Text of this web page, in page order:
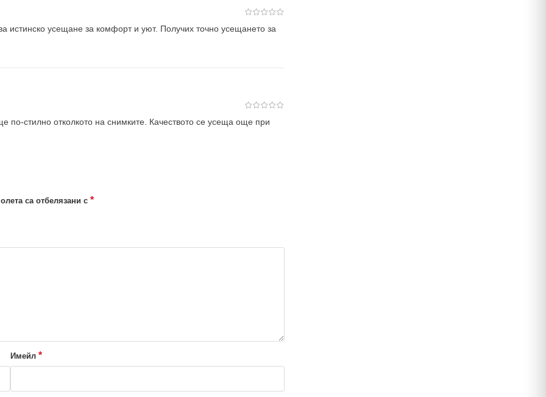
истинско усещане за комфорт и уют. Получих точно усещането за
по-стилно отколкото на снимките. Качеството се усеща още при
са отбелязани с *
Имейл *